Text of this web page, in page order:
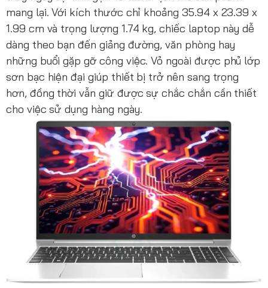
mang lại. Với kích thước chỉ khoảng 35.94 x 23.39 x
1.99 cm và trọng lượng 1.74 kg, chiếc laptop này dễ
dàng theo bạn đến giảng đường, văn phòng hay
những buổi gặp gỡ công việc. Vỏ ngoài được phủ lớp
sơn bạc hiện đại giúp thiết bị trở nên sang trọng
hơn, đồng thời vẫn giữ được sự chắc chắn cần thiết
cho việc sử dụng hàng ngày.